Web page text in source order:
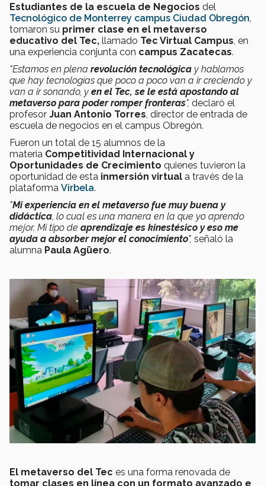
Estudiantes de la escuela de Negocios del
Tecnológico de Monterrey campus Ciudad Obregón
tomaron su primer clase en el metaverso
educativo del Tec, llamado Tec Virtual Campus , en
una experiencia conjunta con campus Zacatecas.
"Estamos en plena revolución tecnológica y hablamos
que hay tecnologías que poco a poco van a ir creciendo y
van a ir sonando, y en el Tec, se le está apostando al
metaverso para poder romper fronteras", declaró el
profesor Juan Antonio Torres , director de entrada de
escuela de negocios en el campus Obregón.
Fueron un total de 15 alumnos de la
materia Competitividad Internacional y
Oportunidades de Crecimiento quienes tuvieron la
oportunidad de esta inmersión virtual a través de la
plataforma Virbela.
"Mi experiencia en el metaverso fue muy buena y
didáctica , lo cual es una manera en la que yo aprendo
mejor. Mi tipo de aprendizaje es kinestésico y eso me
ayuda a absorber mejor el conocimiento", señaló la
alumna Paula Agüero.
El metaverso del Tec es una forma renovada de
tomar clases en línea con un formato avanzado e